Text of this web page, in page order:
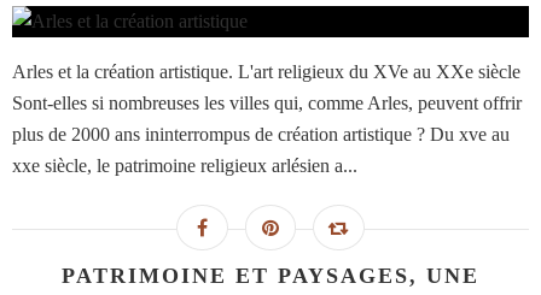
Arles et la création artistique. L'art religieux du XVe au XXe siècle
Sont-elles si nombreuses les villes qui, comme Arles, peuvent offrir
plus de 2000 ans ininterrompus de création artistique ? Du xve au
xxe siècle, le patrimoine religieux arlésien a...
PATRIMOINE ET PAYSAGES, UNE